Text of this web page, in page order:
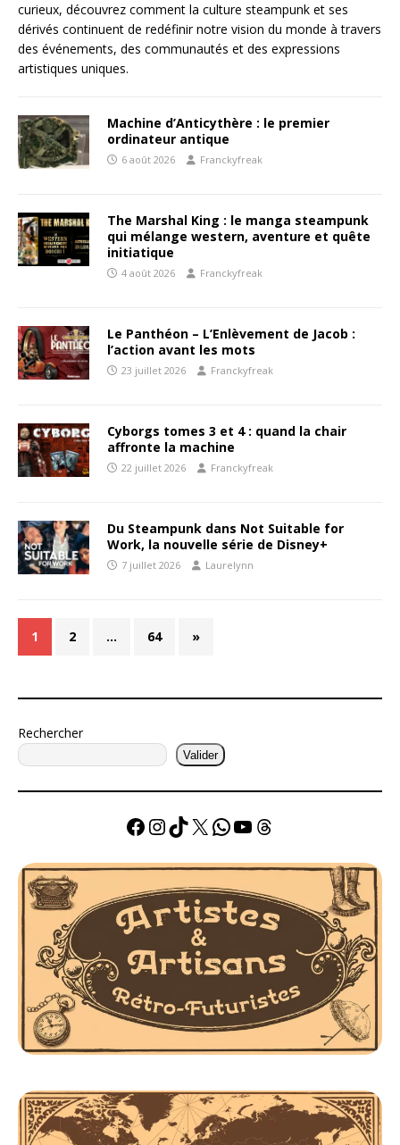
curieux, découvrez comment la culture steampunk et ses
dérivés continuent de redéfinir notre vision du monde à travers
des événements, des communautés et des expressions
artistiques uniques.
Machine d’Anticythère : le premier
ordinateur antique
6 août 2026 Franckyfreak
The Marshal King : le manga steampunk
qui mélange western, aventure et quête
initiatique
4 août 2026 Franckyfreak
Le Panthéon – L’Enlèvement de Jacob :
l’action avant les mots
23 juillet 2026 Franckyfreak
Cyborgs tomes 3 et 4 : quand la chair
affronte la machine
22 juillet 2026 Franckyfreak
Du Steampunk dans Not Suitable for
Work, la nouvelle série de Disney+
7 juillet 2026 Laurelynn
1 2 … 64 »
Rechercher
Valider